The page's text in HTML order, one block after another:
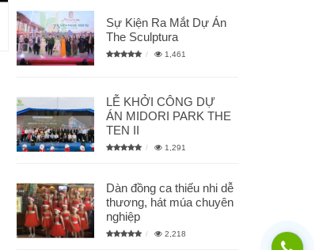
Sự Kiện Ra Mắt Dự Án
The Sculptura
1,461
LỄ KHỞI CÔNG DỰ
ÁN MIDORI PARK THE
TEN II
1,291
Dàn đồng ca thiếu nhi dễ
thương, hát múa chuyên
nghiệp
2,218